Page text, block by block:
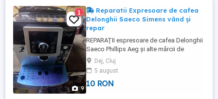
9
1
Reparatii Expresoare de cafea
Delonghii Saeco Simens vând și
repar
REPARAȚII espresoare de cafea Delonghii
Saeco Phillips Aeg și alte mărcii de
espresoare .SE ASIGURĂ SERVIS.
Dej, Cluj
5 august
10 RON